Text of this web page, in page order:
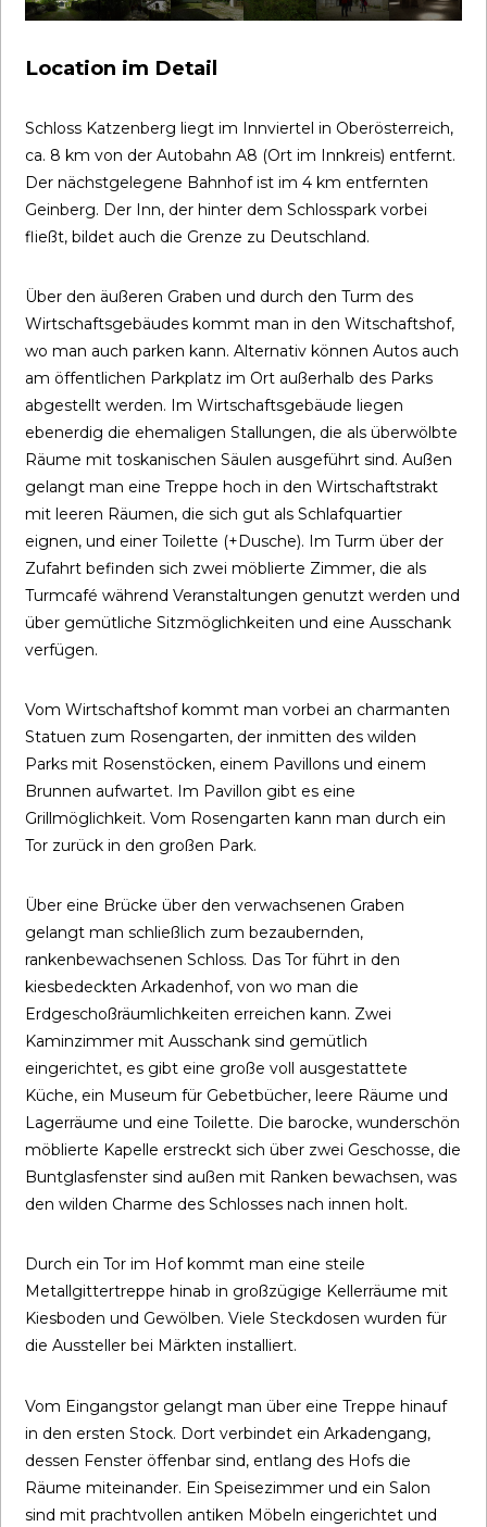
Location im Detail
Schloss Katzenberg liegt im Innviertel in Oberösterreich,
ca. 8 km von der Autobahn A8 (Ort im Innkreis) entfernt.
Der nächstgelegene Bahnhof ist im 4 km entfernten
Geinberg. Der Inn, der hinter dem Schlosspark vorbei
fließt, bildet auch die Grenze zu Deutschland.
Über den äußeren Graben und durch den Turm des
Wirtschaftsgebäudes kommt man in den Witschaftshof,
wo man auch parken kann. Alternativ können Autos auch
am öffentlichen Parkplatz im Ort außerhalb des Parks
abgestellt werden. Im Wirtschaftsgebäude liegen
ebenerdig die ehemaligen Stallungen, die als überwölbte
Räume mit toskanischen Säulen ausgeführt sind. Außen
gelangt man eine Treppe hoch in den Wirtschaftstrakt
mit leeren Räumen, die sich gut als Schlafquartier
eignen, und einer Toilette (+Dusche). Im Turm über der
Zufahrt befinden sich zwei möblierte Zimmer, die als
Turmcafé während Veranstaltungen genutzt werden und
über gemütliche Sitzmöglichkeiten und eine Ausschank
verfügen.
Vom Wirtschaftshof kommt man vorbei an charmanten
Statuen zum Rosengarten, der inmitten des wilden
Parks mit Rosenstöcken, einem Pavillons und einem
Brunnen aufwartet. Im Pavillon gibt es eine
Grillmöglichkeit. Vom Rosengarten kann man durch ein
Tor zurück in den großen Park.
Über eine Brücke über den verwachsenen Graben
gelangt man schließlich zum bezaubernden,
rankenbewachsenen Schloss. Das Tor führt in den
kiesbedeckten Arkadenhof, von wo man die
Erdgeschoßräumlichkeiten erreichen kann. Zwei
Kaminzimmer mit Ausschank sind gemütlich
eingerichtet, es gibt eine große voll ausgestattete
Küche, ein Museum für Gebetbücher, leere Räume und
Lagerräume und eine Toilette. Die barocke, wunderschön
möblierte Kapelle erstreckt sich über zwei Geschosse, die
Buntglasfenster sind außen mit Ranken bewachsen, was
den wilden Charme des Schlosses nach innen holt.
Durch ein Tor im Hof kommt man eine steile
Metallgittertreppe hinab in großzügige Kellerräume mit
Kiesboden und Gewölben. Viele Steckdosen wurden für
die Aussteller bei Märkten installiert.
Vom Eingangstor gelangt man über eine Treppe hinauf
in den ersten Stock. Dort verbindet ein Arkadengang,
dessen Fenster öffenbar sind, entlang des Hofs die
Räume miteinander. Ein Speisezimmer und ein Salon
sind mit prachtvollen antiken Möbeln eingerichtet und